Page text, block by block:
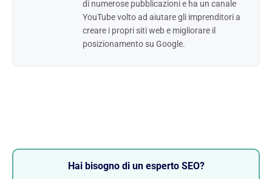
di numerose pubblicazioni e ha un canale
YouTube volto ad aiutare gli imprenditori a
creare i propri siti web e migliorare il
posizionamento su Google.
Hai bisogno di un esperto SEO?